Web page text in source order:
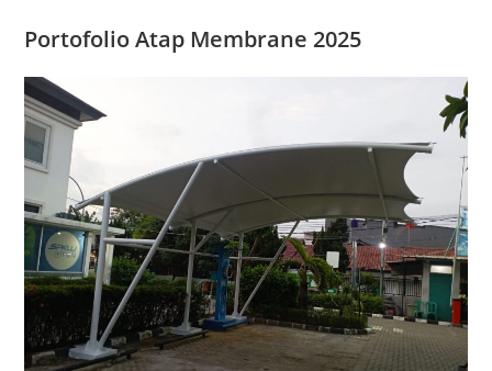
Portofolio Atap Membrane 2025